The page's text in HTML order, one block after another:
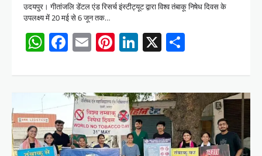
उदयपुर। गीतांजलि डेंटल एंड रिसर्च इंस्टीट्यूट द्वारा विश्व तंबाकू निषेध दिवस के
उपलक्ष्य में 20 मई से 6 जून तक…
WhatsApp
Facebook
EmailPinterest
LinkedIn
X